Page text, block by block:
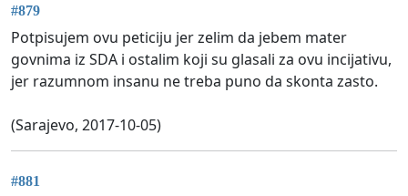
#879
Potpisujem ovu peticiju jer zelim da jebem mater
govnima iz SDA i ostalim koji su glasali za ovu incijativu,
jer razumnom insanu ne treba puno da skonta zasto.
(Sarajevo, 2017-10-05)
#881